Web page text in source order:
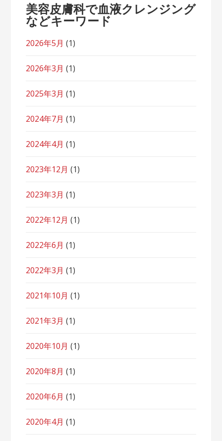
美容皮膚科で血液クレンジング
などキーワード
2026年5月 (1)
2026年3月 (1)
2025年3月 (1)
2024年7月 (1)
2024年4月 (1)
2023年12月 (1)
2023年3月 (1)
2022年12月 (1)
2022年6月 (1)
2022年3月 (1)
2021年10月 (1)
2021年3月 (1)
2020年10月 (1)
2020年8月 (1)
2020年6月 (1)
2020年4月 (1)